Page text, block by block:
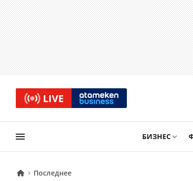
LIVE
БИЗНЕС
Последнее